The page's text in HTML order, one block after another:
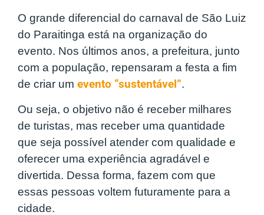
O grande diferencial do carnaval de São Luiz
do Paraitinga está na organização do
evento. Nos últimos anos, a prefeitura, junto
com a população, repensaram a festa a fim
de criar um evento “sustentável”.
Ou seja, o objetivo não é receber milhares
de turistas, mas receber uma quantidade
que seja possível atender com qualidade e
oferecer uma experiência agradável e
divertida. Dessa forma, fazem com que
essas pessoas voltem futuramente para a
cidade.